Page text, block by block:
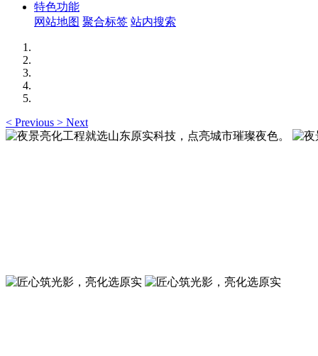
特色功能
网站地图 聚合标签 站内搜索
< Previous > Next